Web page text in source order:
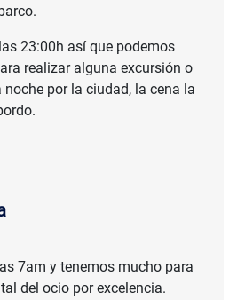
23:00h así que podemos
realizar alguna excursión o
por la ciudad, la cena la
7am y tenemos mucho para
del ocio por excelencia.